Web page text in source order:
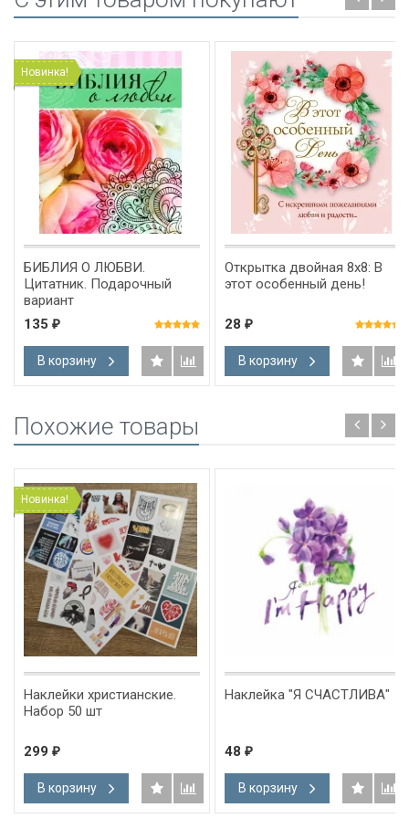
Новинка!
БИБЛИЯ О ЛЮБВИ.
Цитатник. Подарочный
вариант
135 ₽
В корзину
Открытка двойная 8х8: В
этот особенный день!
28 ₽
В корзину
Похожие товары
Новинка!
Наклейки христианские.
Набор 50 шт
299 ₽
В корзину
Наклейка "Я СЧАСТЛИВА"
48 ₽
В корзину